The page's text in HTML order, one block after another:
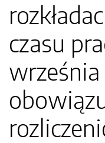
czasu
września